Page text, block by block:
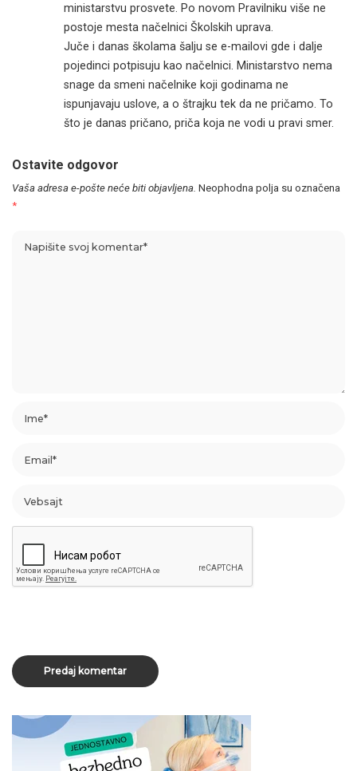
ministarstvu prosvete. Po novom Pravilniku više ne
postoje mesta načelnici Školskih uprava.
Juče i danas školama šalju se e-mailovi gde i dalje
pojedinci potpisuju kao načelnici. Ministarstvo nema
snage da smeni načelnike koji godinama ne
ispunjavaju uslove, a o štrajku tek da ne pričamo. To
što je danas pričano, priča koja ne vodi u pravi smer.
Ostavite odgovor
Vaša adresa e-pošte neće biti objavljena. Neophodna polja su označena
*